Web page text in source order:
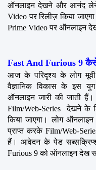
ऑनलाइन देखने और आनंद लेने
Video पर रिलीज़ किया
Prime Video पर ऑनलाइन
Fast And Furious 9
आज के परिदृश्य के लोग
वैज्ञानिक विकास के इस
ऑनलाइन जारी की जाती हैं।
Film/Web-Series  देखने के
किया जाएगा। लोग
प्राप्त करके Film/Web-
हैं। आवेदन के पेड
Furious 9 को ऑनलाइन देख